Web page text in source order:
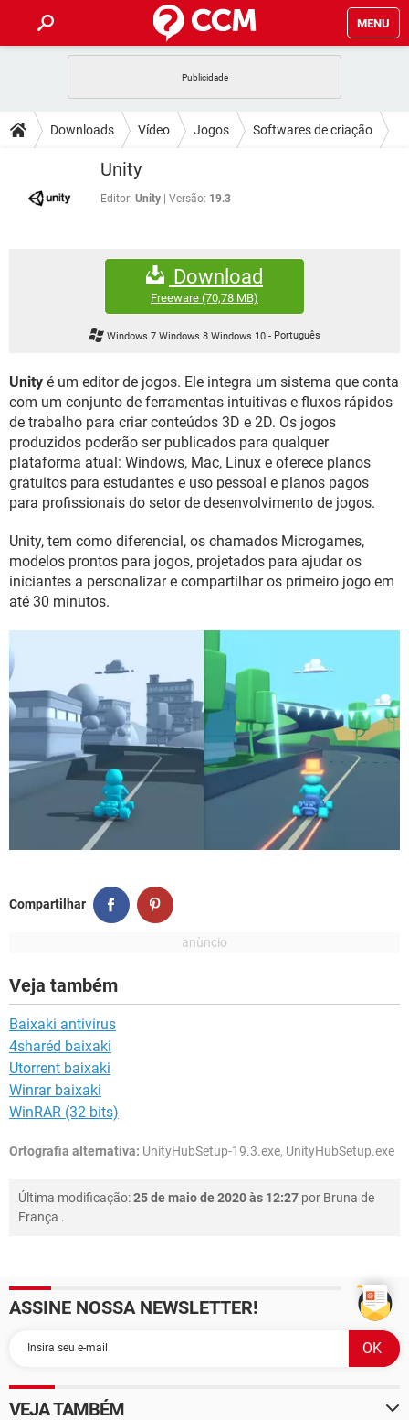
MENU
CELULAR FACEBOOK
INSTAGRAM GMAIL
DICAS
JOGOS WHATSAPP
JOGOS WHATSAPP
EXCEL
GMAIL
FÓRUM
FACEBOOK
EXCEL
GMAIL
WHATSAPP
INSTAGRAM GMAIL
GUIA DE COMPRAS
Downloads Vídeo Jogos Softwares de criação
Unity
Editor: Unity Versão: 19.3
Download
Freeware (70,78 MB)
Windows 7 Windows 8 Windows 10- Português
Unity é um editor de jogos. Ele integra um sistema que conta
com um conjunto de ferramentas intuitivas e fluxos rápidos
de trabalho para criar conteúdos 3D e 2D. Os jogos
produzidos poderão ser publicados para qualquer
plataforma atual: Windows, Mac, Linux e oferece planos
gratuitos para estudantes e uso pessoal e planos pagos
para profissionais do setor de desenvolvimento de jogos.
Unity, tem como diferencial, os chamados Microgames,
modelos prontos para jogos, projetados para ajudar os
iniciantes a personalizar e compartilhar os primeiro jogo em
até 30 minutos.
Compartilhar
Veja também
Baixaki antivirus
4sharéd baixaki
Utorrent baixaki
Winrar baixaki
WinRAR (32 bits)
Ortografia alternativa: UnityHubSetup-19.3.exe, UnityHubSetup.exe
Última modificação:25 de maio de 2020 às 12:27 por Bruna de
França .
ASSINE NOSSA NEWSLETTER!
VEJA TAMBÉM